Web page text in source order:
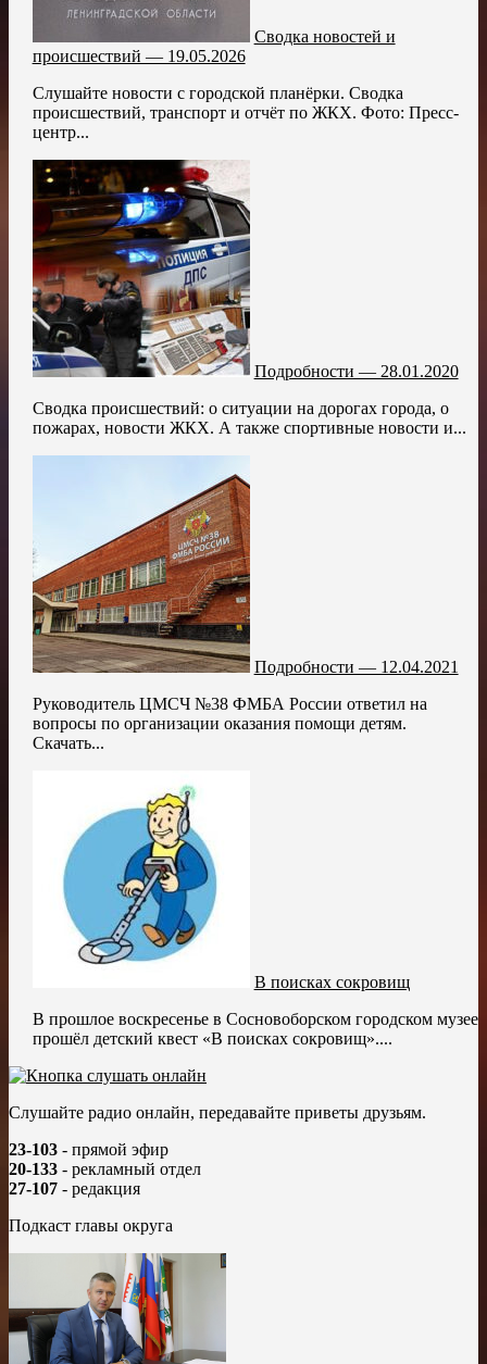
Сводка новостей и
происшествий — 19.05.2026
Слушайте новости с городской планёрки. Сводка
происшествий, транспорт и отчёт по ЖКХ. Фото: Пресс-
центр...
Подробности — 28.01.2020
Сводка происшествий: о ситуации на дорогах города, о
пожарах, новости ЖКХ. А также спортивные новости и...
Подробности — 12.04.2021
Руководитель ЦМСЧ №38 ФМБА России ответил на
вопросы по организации оказания помощи детям.
Скачать...
В поисках сокровищ
В прошлое воскресенье в Сосновоборском городском музее
прошёл детский квест «В поисках сокровищ»....
Слушайте радио онлайн, передавайте приветы друзьям.
23-103 - прямой эфир
20-133 - рекламный отдел
27-107 - редакция
Подкаст главы округа